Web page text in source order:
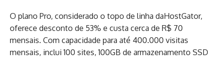
O plano Pro, considerado o topo de linha daHostGator,
oferece desconto de 53% e custa cerca de R$ 70
mensais. Com capacidade para até 400.000 visitas
mensais, inclui 100 sites, 100GB de armazenamento SSD